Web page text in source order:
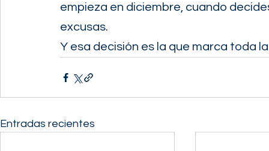
empieza en diciembre, cuando
excusas.
Y esa decisión es la que marca toda
Entradas recientes